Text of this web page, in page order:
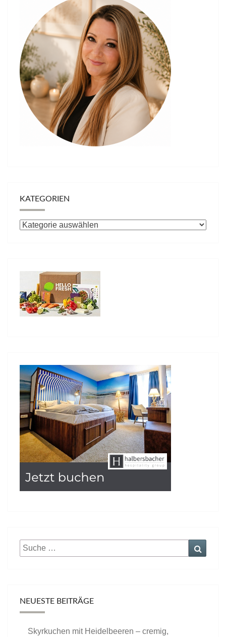
KATEGORIEN
Kategorien
Suche
nach:
NEUESTE BEITRÄGE
Skyrkuchen mit Heidelbeeren – cremig,